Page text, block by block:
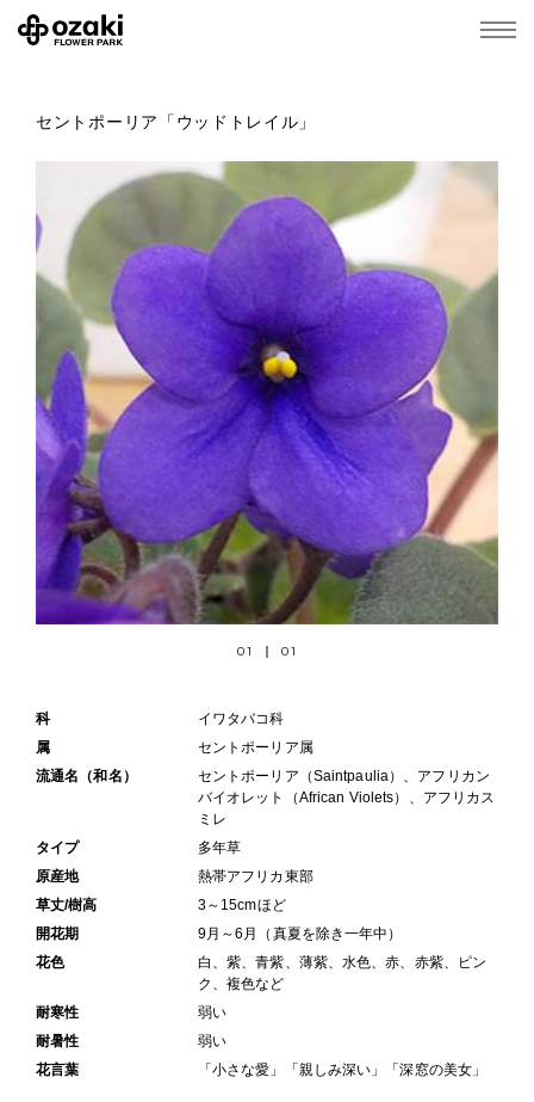
セントポーリア「ウッドトレイル」
01 01
科
イワタバコ科
属
セントポーリア属
流通名（和名）
セントポーリア（Saintpaulia）、アフリカン
バイオレット（African Violets）、アフリカス
ミレ
タイプ
多年草
原産地
熱帯アフリカ東部
草丈/樹高
3～15cmほど
開花期
9月～6月（真夏を除き一年中）
花色
白、紫、青紫、薄紫、水色、赤、赤紫、ピン
ク、複色など
耐寒性
弱い
耐暑性
弱い
花言葉
「小さな愛」「親しみ深い」「深窓の美女」